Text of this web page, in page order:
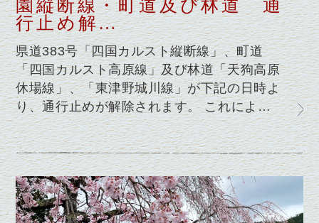
園縦断線・町道及び林道 通
行止め解…
県道383号「四国カルスト縦断線」、町道
「四国カルスト高原線」及び林道「天狗高原
休場線」、「東津野城川線」が下記の日時よ
り、通行止めが解除されます。 これによ…